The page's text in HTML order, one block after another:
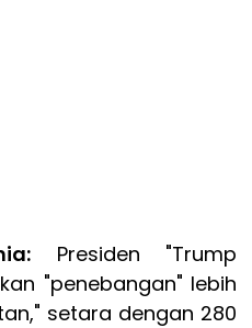
Presiden "Trump
"penebangan" lebih
setara dengan 280